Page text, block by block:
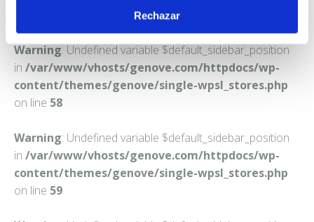
Rechazar
Warning: Undefined variable $default_sidebar_position
in /var/www/vhosts/genove.com/httpdocs/wp-
content/themes/genove/single-wpsl_stores.php
on line 58
Warning: Undefined variable $default_sidebar_position
in /var/www/vhosts/genove.com/httpdocs/wp-
content/themes/genove/single-wpsl_stores.php
on line 59